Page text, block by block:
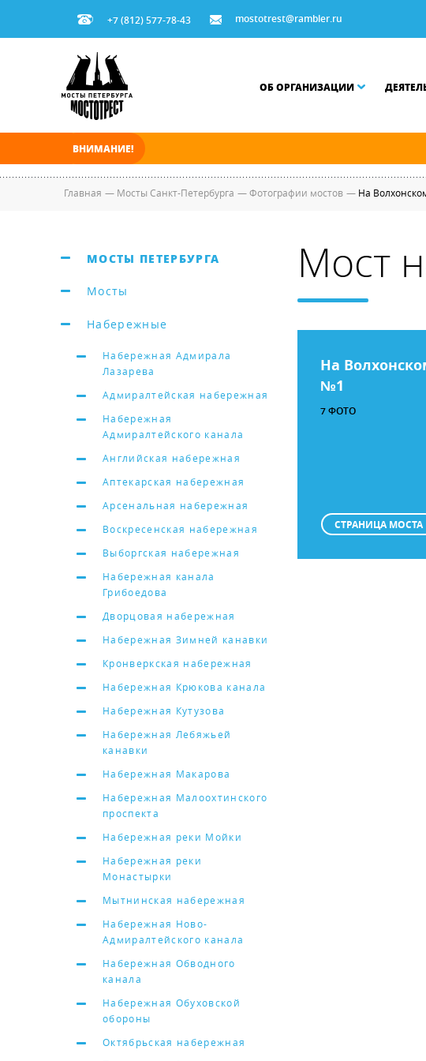
+7 (812) 577-78-43 mostotrest@rambler.ru
ОБ ОРГАНИЗАЦИИ
ВНИМАНИЕ!
Главная — Мосты Санкт-Петербурга —Фотографии мостов — На
МОСТЫ ПЕТЕРБУРГА
Мосты
Набережные
Набережная Адмирала
Лазарева
Адмиралтейская набережная
Набережная
Адмиралтейского канала
Английская набережная
Аптекарская набережная
Арсенальная набережная
Воскресенская набережная
Выборгская набережная
Набережная канала
Грибоедова
Дворцовая набережная
Набережная Зимней канавки
Кронверкская набережная
Набережная Крюкова канала
Набережная Кутузова
Набережная Лебяжьей
канавки
Набережная Макарова
Набережная Малоохтинского
проспекта
Набережная реки Мойки
Набережная реки
Монастырки
Мытнинская набережная
Набережная Ново-
Адмиралтейского канала
Набережная Обводного
канала
Набережная Обуховской
обороны
Октябрьская набережная
Мост
На
№1
7 ФОТО
СТРАНИЦА МОСТА